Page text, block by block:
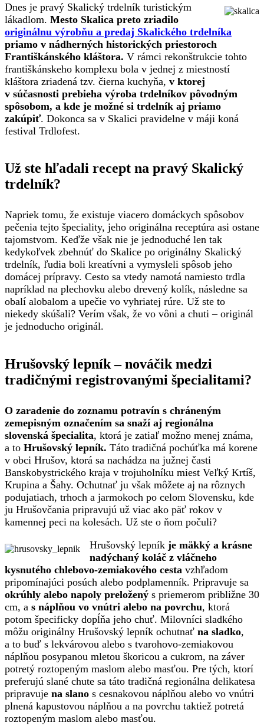
Dnes je pravý Skalický trdelník turistickým
lákadlom. Mesto Skalica preto zriadilo
originálnu výrobňu a predaj Skalického trdelníka
priamo v nádherných historických priestoroch
Františkánského kláštora. V rámci rekonštrukcie tohto
františkánskeho komplexu bola v jednej z miestností
kláštora zriadená tzv. čierna kuchyňa, v ktorej
v súčasnosti prebieha výroba trdelníkov pôvodným
spôsobom, a kde je možné si trdelník aj priamo
zakúpiť. Dokonca sa v Skalici pravidelne v máji koná
festival Trdlofest.
Už ste hľadali recept na pravý Skalický
trdelník?
Napriek tomu, že existuje viacero domáckych spôsobov
pečenia tejto špeciality, jeho originálna receptúra asi ostane
tajomstvom. Keďže však nie je jednoduché len tak
kedykoľvek zbehnúť do Skalice po originálny Skalický
trdelník, ľudia boli kreatívni a vymysleli spôsob jeho
domácej prípravy. Cesto sa vtedy namotá namiesto trdla
napríklad na plechovku alebo drevený kolík, následne sa
obalí alobalom a upečie vo vyhriatej rúre. Už ste to
niekedy skúšali? Verím však, že vo vôni a chuti – originál
je jednoducho originál.
Hrušovský lepník – nováčik medzi
tradičnými registrovanými špecialitami?
O zaradenie do zoznamu potravín s chráneným
zemepisným označením sa snaží aj regionálna
slovenská špecialita, ktorá je zatiaľ možno menej známa,
a to Hrušovský lepník. Táto tradičná pochúťka má korene
v obci Hrušov, ktorá sa nachádza na južnej časti
Banskobystrického kraja v trojuholníku miest Veľký Krtíš,
Krupina a Šahy. Ochutnať ju však môžete aj na rôznych
podujatiach, trhoch a jarmokoch po celom Slovensku, kde
ju Hrušovčania pripravujú už viac ako päť rokov v
kamennej peci na kolesách. Už ste o ňom počuli?
Hrušovský lepník je mäkký a krásne
nadýchaný koláč z vláčneho
kysnutého chlebovo-zemiakového cesta vzhľadom
pripomínajúci posúch alebo podplamenník. Pripravuje sa
okrúhly alebo napoly preložený s priemerom približne 30
cm, a s náplňou vo vnútri alebo na povrchu, ktorá
potom špecificky dopĺňa jeho chuť. Milovníci sladkého
môžu originálny Hrušovský lepník ochutnať na sladko,
a to buď s lekvárovou alebo s tvarohovo-zemiakovou
náplňou posypanou mletou škoricou a cukrom, na záver
potretý roztopeným maslom alebo masťou. Pre tých, ktorí
preferujú slané chute sa táto tradičná regionálna delikatesa
pripravuje na slano s cesnakovou náplňou alebo vo vnútri
plnená kapustovou náplňou a na povrchu taktiež potretá
roztopeným maslom alebo masťou.